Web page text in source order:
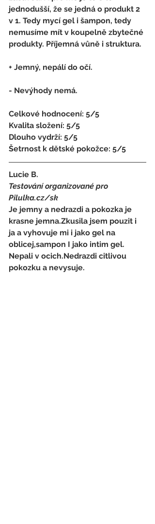
jednodušší, že se jedná o produkt 2
v 1. Tedy mycí gel i šampon, tedy
nemusíme mít v koupelně zbytečné
produkty. Příjemná vůně i struktura.
+ Jemný, nepálí do očí.
- Nevýhody nemá.
Celkové hodnocení: 5/5
Kvalita složení: 5/5
Dlouho vydrží: 5/5
Šetrnost k dětské pokožce: 5/5
Lucie B.
Testování organizované pro
Pilulka.cz/sk
Je jemny a nedrazdi a pokozka je
krasne jemna.Zkusila jsem pouzit i
ja a vyhovuje mi i jako gel na
oblicej,sampon I jako intim gel.
Nepali v ocich.Nedrazdi citlivou
pokozku a nevysuje.